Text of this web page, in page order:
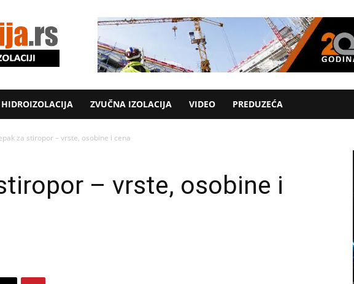
HIDROIZOLACIJA ZVUČNA IZOLACIJA VIDEO PREDUZEĆA
za stiropor – vrste, osobine i cena
– vrste, osobine i